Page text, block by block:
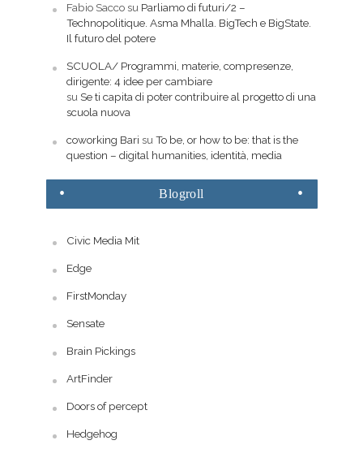
Fabio Saccosu Parliamo di futuri/2 –
Technopolitique. Asma Mhalla. BigTech e BigState.
Il futuro del potere
SCUOLA/ Programmi, materie, compresenze,
dirigente: 4 idee per cambiare
su Se ti capita di poter contribuire al progetto di una
scuola nuova
coworking Bari su To be, or how to be: that is the
question – digital humanities, identità, media
Blogroll
Civic Media Mit
Edge
FirstMonday
Sensate
Brain Pickings
ArtFinder
Doors of percept
Hedgehog